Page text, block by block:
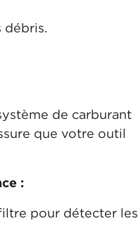
débris.
de carburant
que votre outil
:
pour détecter les